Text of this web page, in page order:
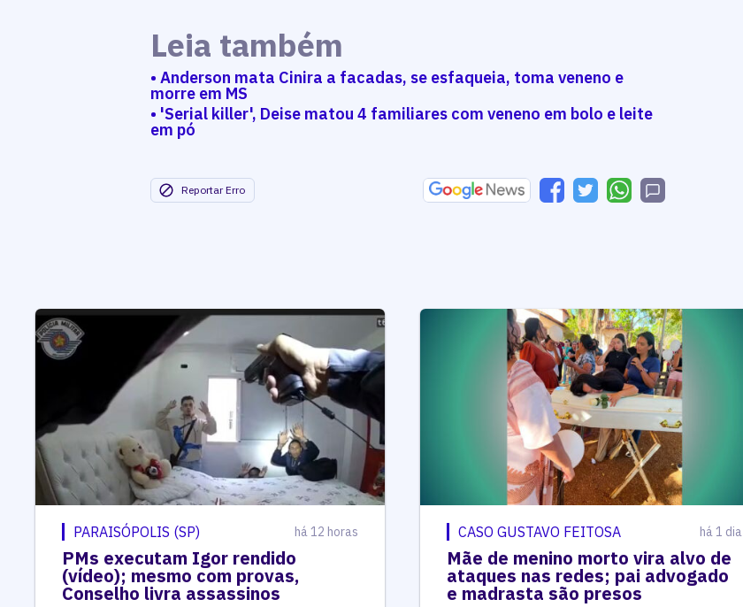
Leia também
• Anderson mata Cinira a facadas, se esfaqueia, toma veneno e
morre em MS
• 'Serial killer', Deise matou 4 familiares com veneno em bolo e leite
em pó
Reportar Erro
PARAISÓPOLIS (SP) há 12 horas
PMs executam Igor rendido
(vídeo); mesmo com provas,
Conselho livra assassinos
CASO GUSTAVO FEITOSA há 1 dia
Mãe de menino morto vira alvo de
ataques nas redes; pai advogado
e madrasta são presos